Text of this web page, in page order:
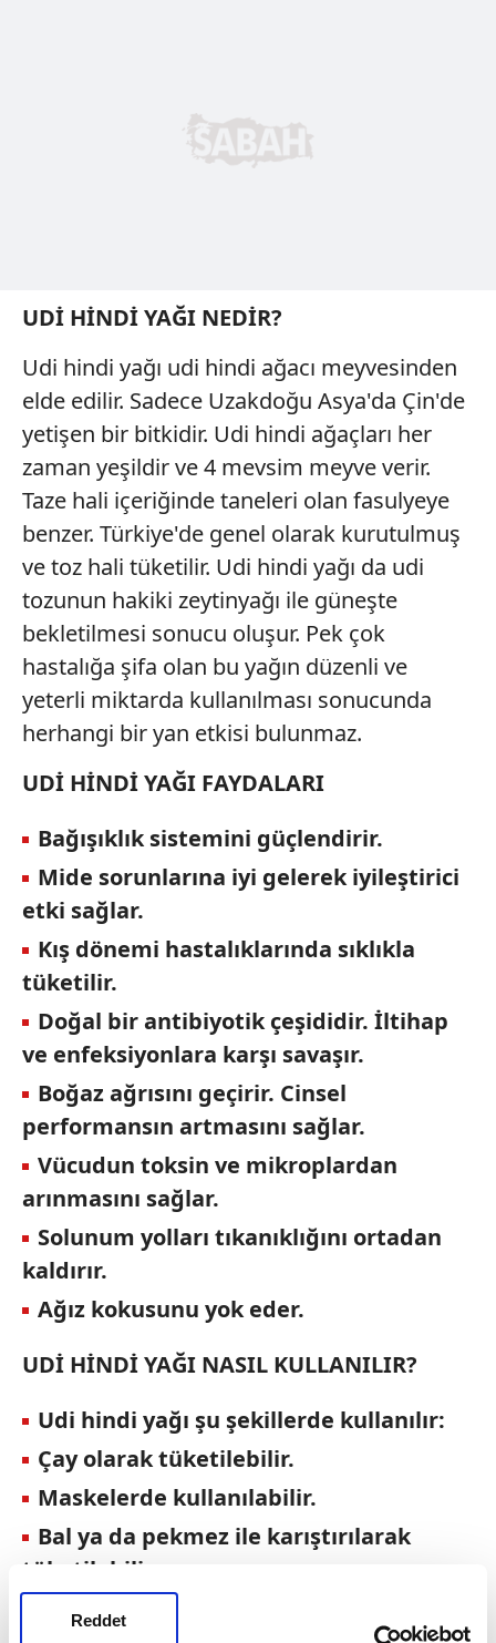
Reddet
UDİ HİNDİ YAĞI NEDİR?
Udi hindi yağı udi hindi ağacı meyvesinden
elde edilir. Sadece Uzakdoğu Asya'da Çin'de
yetişen bir bitkidir. Udi hindi ağaçları her
zaman yeşildir ve 4 mevsim meyve verir.
Taze hali içeriğinde taneleri olan fasulyeye
benzer. Türkiye'de genel olarak kurutulmuş
ve toz hali tüketilir. Udi hindi yağı da udi
tozunun hakiki zeytinyağı ile güneşte
bekletilmesi sonucu oluşur. Pek çok
hastalığa şifa olan bu yağın düzenli ve
yeterli miktarda kullanılması sonucunda
herhangi bir yan etkisi bulunmaz.
UDİ HİNDİ YAĞI FAYDALARI
Bağışıklık sistemini güçlendirir.
Mide sorunlarına iyi gelerek iyileştirici
etki sağlar.
Kış dönemi hastalıklarında sıklıkla
tüketilir.
Doğal bir antibiyotik çeşididir. İltihap
ve enfeksiyonlara karşı savaşır.
Boğaz ağrısını geçirir. Cinsel
performansın artmasını sağlar.
Vücudun toksin ve mikroplardan
arınmasını sağlar.
Solunum yolları tıkanıklığını ortadan
kaldırır.
Ağız kokusunu yok eder.
UDİ HİNDİ YAĞI NASIL KULLANILIR?
Udi hindi yağı şu şekillerde kullanılır:
Çay olarak tüketilebilir.
Maskelerde kullanılabilir.
Bal ya da pekmez ile karıştırılarak
tüketilebilir.
Su içerisinde birkaç damla eklenerek